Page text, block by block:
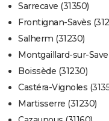
Sarrecave (31350)
Frontignan-Savès
Salherm (31230)
Montgaillard-sur-Save
Boissède (31230)
Castéra-Vignoles
Martisserre (31230)